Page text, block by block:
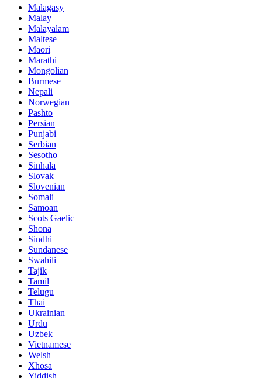
Malagasy
Malay
Malayalam
Maltese
Maori
Marathi
Mongolian
Burmese
Nepali
Norwegian
Pashto
Persian
Punjabi
Serbian
Sesotho
Sinhala
Slovak
Slovenian
Somali
Samoan
Scots Gaelic
Shona
Sindhi
Sundanese
Swahili
Tajik
Tamil
Telugu
Thai
Ukrainian
Urdu
Uzbek
Vietnamese
Welsh
Xhosa
Yiddish